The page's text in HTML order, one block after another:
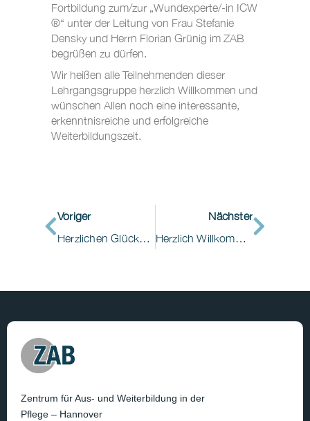
Fortbildung zum/zur „Wundexperte/-in ICW
®“ unter der Leitung von Frau Stefanie
Densky und Herrn Florian Grünig im ZAB
begrüßen zu dürfen.
Wir heißen alle Teilnehmenden dieser
Lehrgangsgruppe herzlich Willkommen und
wünschen Allen noch eine interessante,
erkenntnisreiche und erfolgreiche
Weiterbildungszeit.
Voriger
Herzlichen Glückwunsch zum erfolgreichen Abschluss der Weiterbildung zum/zur „Praxisanleiter/-in“!
Nächster
Herzlich Willkommen zur Weiterbildung „Fachkraft Palliative Care“ im ZAB!
Zentrum für Aus- und Weiterbildung in der
Pflege – Hannover